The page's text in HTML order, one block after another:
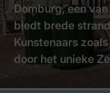
Domburg, een
biedt brede
Kunstenaars
door het unieke